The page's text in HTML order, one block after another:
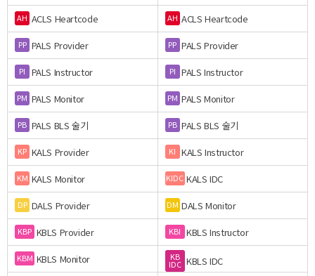
AH ACLS Heartcode AH ACLS Heartcode
PP PALS Provider PP PALS Provider
PI PALS Instructor PI PALS Instructor
PM PALS Monitor PM PALS Monitor
PB PALS BLS 술기 PB PALS BLS 술기
KP KALS Provider KI KALS Instructor
KM KALS Monitor KIDC KALS IDC
DP DALS Provider DM DALS Monitor
KBP KBLS Provider KBI KBLS Instructor
KBM KBLS Monitor KB
IDC KBLS IDC